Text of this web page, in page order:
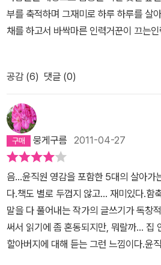
는 아들 종수와 종학이 있었어. 종수 또한
꾼이었어. 윤직원 영감이 모아서불려놓
있었어. 그렇다고 윤직원 영감도 행실이
은 아들 윤태식이 있는데 증손자 경손과
야말로 콩가루 집안이었어...... 2. 윤직원
방이라는 사람이 있었어. 석서방을 통해
원하는 이율을 얻지 못하면 짤 없었지. 석
했는데 당시는 중국과 일본이 전쟁을 하
역사 시간에 1930년대 일어난 중일전쟁
야기하기를 러시아가 중국에 사회주의
다고 했어. 설마 일본이 질까 걱정을 하
기에 일본은부국강병에 있어서는 최강
본에서 이길 거라고 생각했어....윤직원
는 전대복이란 사람이 있어. 전대복은 윤
나중에 가서 저런 질문을 받았을 경우 자
풀어놓을 수 있는 것이 아닐까. 생각하게
딱 보고 마는 것도 어리석인 짓이겠거니
는 한 번 제대로 묻고자 했다. <태평천
껍데기일 뿐인 저 제목. 채만식(蔡萬植)
이 전쟁을 끝냈다는 이야기는, 나는 듣지
가에게 소식을 들었다고 하더라도 나는
것임을 거의 확신한다. 새삼 흔히들 드는
라? - 펜이 칼보다 강하다고 했더니, 웬걸
차 세계대전의 종전과 함께 종결되었을
재소설들은 시대를 바꾸지 못했다. 아니,
“읽은 사람”이 제대로 된 생각이 없었다.
어서 통속소설이 그렇게도 사람들로부
시대의 카프도 실패하고, 도대체 무엇이
부를 축적하며 그재미로 하루 하루를 살
채를 하고서 바싹마른 인력거꾼이 끄는
거꾼의 모습이 그려집니다. 집 앞에서 만
후하게 삯을 쳐 줄듯도 하지만 인색하게
에서 마구 화가 납니다. 이렇게 풍자적으
이 있다는 것을 미처 몰랐습니다. 삼대도
리나라의 소설과 작가들을 다시 보게 되
사의 책을 더 읽어보고 싶어져 이기영의
습니다. 현대 소설 또는 최근에 쓰여진 책
해 1900년 초기의 배경으로 돌아가니
을 전달해주고 알게 해 준 훌륭한 작가
한편, 사람들의 살아가는 모습이란 100
지 다르지 않다는 생각도 듭니다. 돈에
게는 무한히 인색하며, 또 돈이 사람을
공감 (6) 댓글 (0)
뭉게구름 2011-04-27
음...윤직원 영감을 포함한 5대의 살아가
다.책도 별로 두껍지 않고... 재미있다.함
말을 다 풀어내는 작가의 글쓰기가 독창
써서 읽기에 좀 혼동되지만, 뭐랄까... 집
할아버지에 대해 듣는 그런 느낌이다.윤